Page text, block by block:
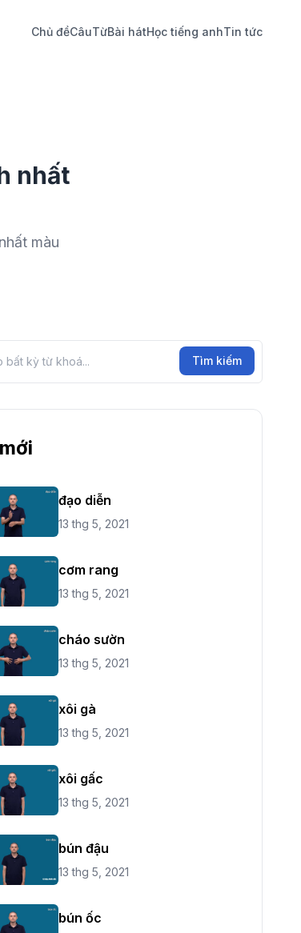
Chủ đềCâuTừBài hátHọc tiếng anhTin tức
nhất
màu
Tìm kiếm
đạo diễn
13 thg 5, 2021
cơm rang
13 thg 5, 2021
cháo sườn
13 thg 5, 2021
xôi gà
13 thg 5, 2021
xôi gấc
13 thg 5, 2021
bún đậu
13 thg 5, 2021
bún ốc